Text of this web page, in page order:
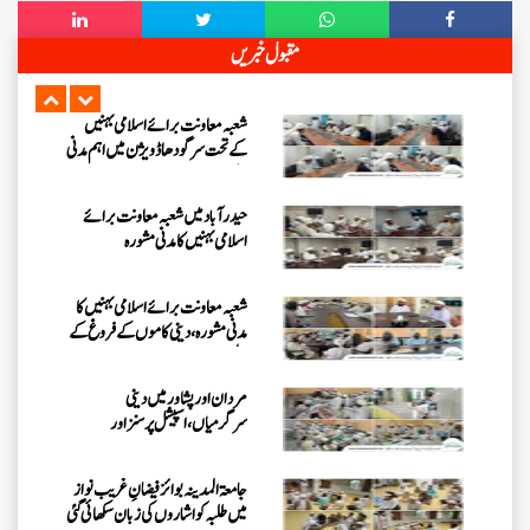
مقبول خبریں
فیضانِ مدینہ ننکانہ میں 3 دن (25،
شعبہ معاونت برائے اسلامی بہنیں
کے تحت سرگودھا ڈویژن میں اہم مدنی
حیدرآباد میں شعبہ معاونت برائے
اسلامی بہنیں کا مدنی مشورہ
شعبہ معاونت برائے اسلامی بہنیں کا
مدنی مشورہ، دینی کاموں کے فروغ کے
مردان اور پشاور میں دینی
سرگرمیاں، اسپیشل پرسنز اور
جامعۃ المدینہ بوائز فیضانِ غریب نواز
میں طلبہ کو اشاروں کی زبان سکھائی گئی